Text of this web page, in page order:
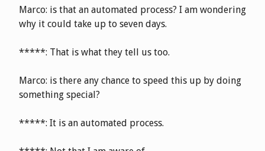
Marco: is that an automated process? I am wondering
why it could take up to seven days.
*****: That is what they tell us too.
Marco: is there any chance to speed this up by doing
something special?
*****: It is an automated process.